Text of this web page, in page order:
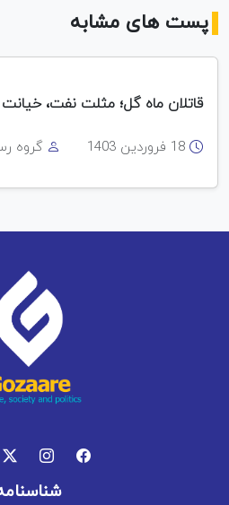
پست های مشابه
قاتلان ماه گل؛ مثلت نفت، خیانت
18 فروردین 1403 گروه
شناسنامه